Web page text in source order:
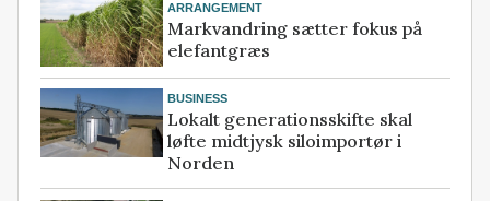
ARRANGEMENT
Markvandring sætter fokus på
elefantgræs
BUSINESS
Lokalt generationsskifte skal
løfte midtjysk siloimportør i
Norden